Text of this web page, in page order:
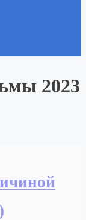
2023